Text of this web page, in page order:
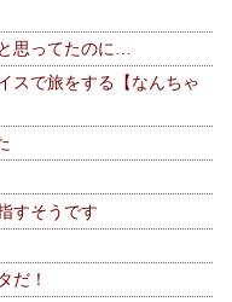
思ってたのに…
スで旅をする【なんちゃ
すそうです
だ！